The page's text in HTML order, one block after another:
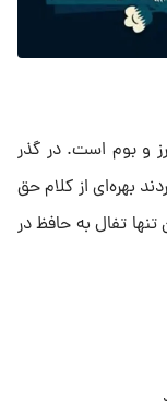
و بوم است. در گذر
بهره‌ای از کلام حق
تفال به حافظ در